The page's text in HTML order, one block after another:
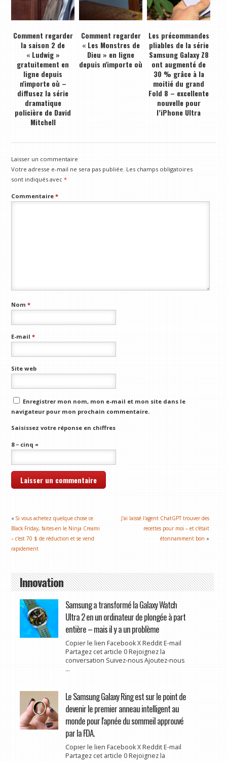
Comment regarder
la saison 2 de
« Ludwig »
gratuitement en
ligne depuis
n'importe où –
diffusez la série
dramatique
policière de David
Mitchell
Comment regarder
« Les Monstres de
Dieu » en ligne
depuis n'importe où
Les précommandes
pliables de la série
Samsung Galaxy Z8
ont augmenté de
30 % grâce à la
moitié du grand
Fold 8 – excellente
nouvelle pour
l’iPhone Ultra
Laisser un commentaire
Votre adresse e-mail ne sera pas publiée. Les champs obligatoires
sont indiqués avec*
Commentaire*
Nom*
E-mail*
Site web
Enregistrer mon nom, mon e-mail et mon site dans le
navigateur pour mon prochain commentaire.
Saisissez votre réponse en chiffres
8 − cinq =
«Si vous achetez quelque chose ce
Black Friday, faites-en le Ninja Creami
– c'est 70 $ de réduction et se vend
rapidement
J'ai laissé l'agent ChatGPT trouver des
recettes pour moi – et c'était
étonnamment bon »
Innovation
Samsung a transformé la Galaxy Watch
Ultra 2 en un ordinateur de plongée à part
entière – mais il y a un problème
Copier le lien Facebook X Reddit E-mail
Partagez cet article 0 Rejoignez la
conversation Suivez-nous Ajoutez-nous
...
Le Samsung Galaxy Ring est sur le point de
devenir le premier anneau intelligent au
monde pour l'apnée du sommeil approuvé
par la FDA.
Copier le lien Facebook X Reddit E-mail
Partagez cet article 0 Rejoignez la